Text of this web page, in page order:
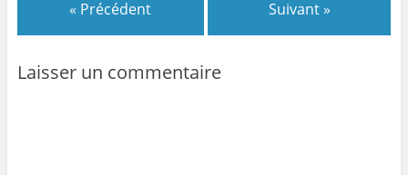
« Précédent Suivant »
Laisser un commentaire